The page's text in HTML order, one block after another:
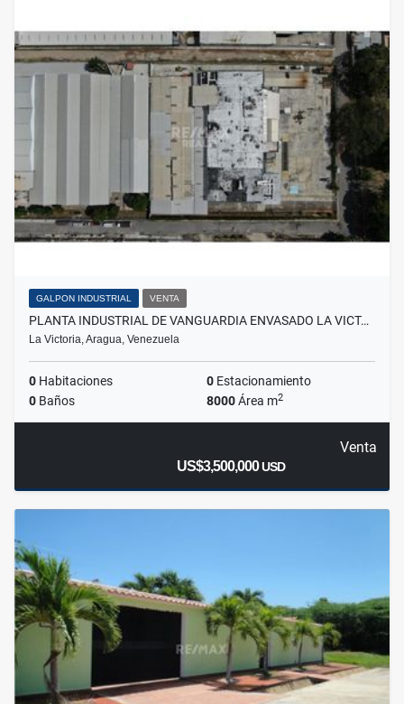
GALPON INDUSTRIAL VENTA
PLANTA INDUSTRIAL DE VANGUARDIA ENVASADO LA VICT…
La Victoria, Aragua, Venezuela
0 Habitaciones 0 Estacionamiento
0 Baños 8000Área m2
Venta
US$3,500,000USD